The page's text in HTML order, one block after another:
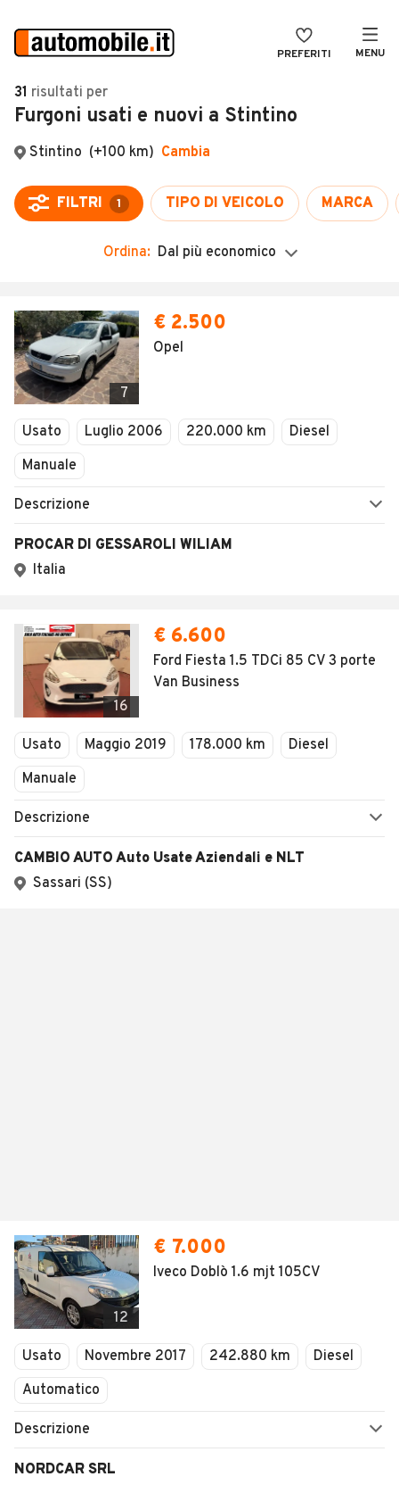
PREFERITI MENU
Auto
Auto usate
Auto Km 0
Auto Nuove
Noleggio a lungo termine
Moto
Camper
Veicoli Commerciali
Concessionari
VENDI
MAGAZINE
ACCEDI
31 risultati per
Furgoni usati e nuovi a Stintino
Ordina: Dal più economico
7
€ 2.500
Opel
Usato Luglio 2006 220.000 km
Diesel
Manuale
Descrizione
PROCAR DI GESSAROLI WILIAM
Italia
16
€ 6.600
Ford Fiesta 1.5 TDCi 85 CV 3 porte
Van Business
Usato Maggio 2019 178.000 km
Diesel
Manuale
Descrizione
CAMBIO AUTO Auto Usate Aziendali e NLT
Sassari (SS)
12
€ 7.000
Iveco Doblò 1.6 mjt 105CV
Usato Novembre 2017 242.880 km
Diesel
Automatico
Descrizione
NORDCAR SRL